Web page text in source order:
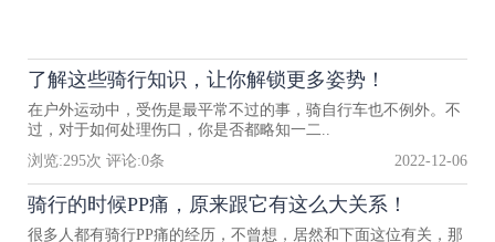
了解这些骑行知识，让你解锁更多姿势！
在户外运动中，受伤是最平常不过的事，骑自行车也不例外。不
过，对于如何处理伤口，你是否都略知一二..
浏览:295次 评论:0条 2022-12-06
骑行的时候PP痛，原来跟它有这么大关系！
很多人都有骑行PP痛的经历，不曾想，居然和下面这位有关，那